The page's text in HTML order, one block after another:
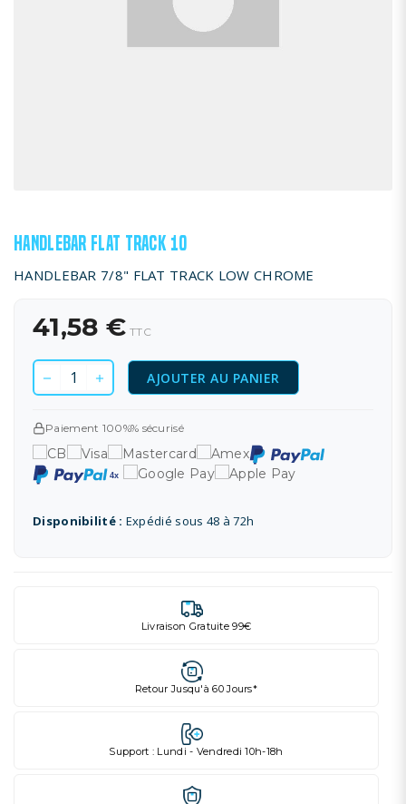
HANDLEBAR FLAT TRACK 10
HANDLEBAR 7/8" FLAT TRACK LOW CHROME
41,58 € TTC
AJOUTER AU PANIER
Paiement 100%% sécurisé
Disponibilité : Expédié sous 48 à 72h
Livraison Gratuite 99€
Retour Jusqu'à 60 Jours*
Support : Lundi - Vendredi 10h-18h